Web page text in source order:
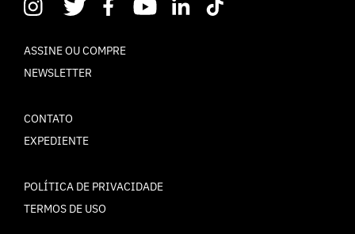
ASSINE OU COMPRE
NEWSLETTER
CONTATO
EXPEDIENTE
POLÍTICA DE PRIVACIDADE
TERMOS DE USO